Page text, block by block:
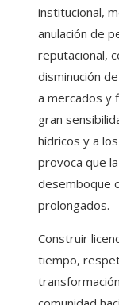
institucional,
anulación de
reputacional,
disminución
a mercados y
gran
hídricos y a
provoca que
desemboque
prolongados.
Construir
tiempo,